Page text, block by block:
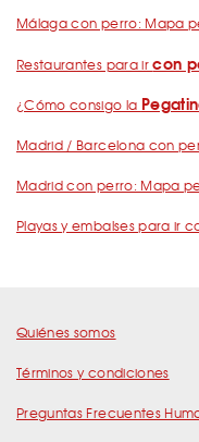
Málaga con perro: Mapa
Restaurantes para ircon
¿Cómo consigo la
Madrid / Barcelona con
Madrid con perro: Mapa
Playas y embalses para ir
Quiénes somos
Términos y condiciones
Preguntas Frecuentes